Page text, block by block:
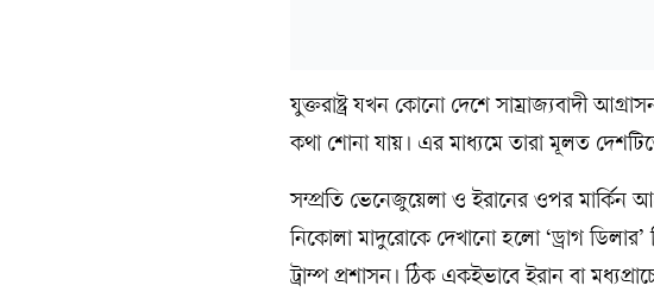
যুক্তরাষ্ট্র যখন কোনো দেশে সাম্রাজ্যবাদী
কথা শোনা যায়। এর মাধ্যমে তারা মূলত
সম্প্রতি ভেনেজুয়েলা ও ইরানের ওপর মার্কিন
নিকোলা মাদুরোকে দেখানো হলো ‘ড্রাগ
ট্রাম্প প্রশাসন। ঠিক একইভাবে ইরান বা